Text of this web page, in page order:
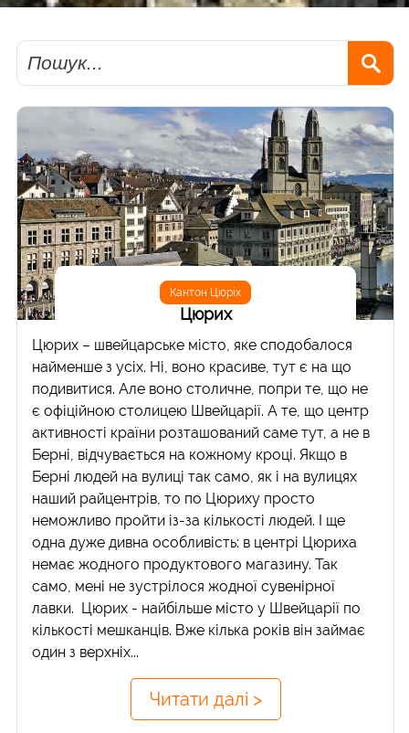
Пошук
Кантон Цюріх
Цюрих
Цюрих – швейцарське місто, яке сподобалося
найменше з усіх. Ні, воно красиве, тут є на що
подивитися. Але воно столичне, попри те, що не
є офіційною столицею Швейцарії. А те, що центр
активності країни розташований саме тут, а не в
Берні, відчувається на кожному кроці. Якщо в
Берні людей на вулиці так само, як і на вулицях
наший райцентрів, то по Цюриху просто
неможливо пройти із-за кількості людей. І ще
одна дуже дивна особливість: в центрі Цюриха
немає жодного продуктового магазину. Так
само, мені не зустрілося жодної сувенірної
лавки. Цюрих - найбільше місто у Швейцарії по
кількості мешканців. Вже кілька років він займає
один з верхніх...
Читати далі >